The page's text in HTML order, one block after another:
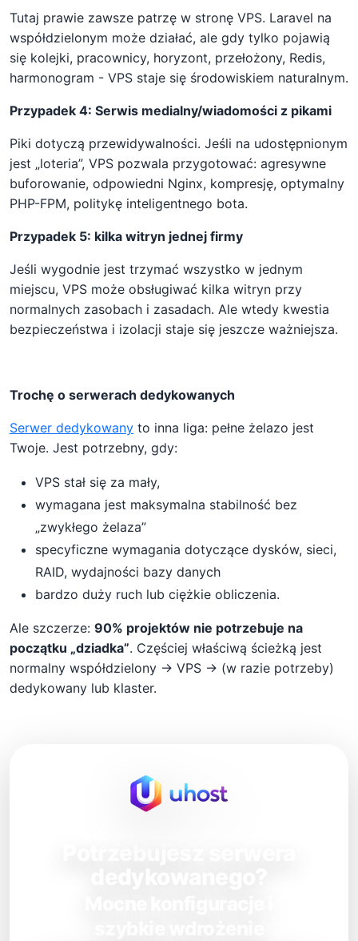
Tutaj prawie zawsze patrzę w stronę VPS. Laravel na
współdzielonym może działać, ale gdy tylko pojawią
się kolejki, pracownicy, horyzont, przełożony, Redis,
harmonogram - VPS staje się środowiskiem naturalnym.
Przypadek 4: Serwis medialny/wiadomości z pikami
Piki dotyczą przewidywalności. Jeśli na udostępnionym
jest „loteria”, VPS pozwala przygotować: agresywne
buforowanie, odpowiedni Nginx, kompresję, optymalny
PHP-FPM, politykę inteligentnego bota.
Przypadek 5: kilka witryn jednej firmy
Jeśli wygodnie jest trzymać wszystko w jednym
miejscu, VPS może obsługiwać kilka witryn przy
normalnych zasobach i zasadach. Ale wtedy kwestia
bezpieczeństwa i izolacji staje się jeszcze ważniejsza.
Trochę o serwerach dedykowanych
Serwer dedykowany to inna liga: pełne żelazo jest
Twoje. Jest potrzebny, gdy:
VPS stał się za mały,
wymagana jest maksymalna stabilność bez
„zwykłego żelaza”
specyficzne wymagania dotyczące dysków, sieci,
RAID, wydajności bazy danych
bardzo duży ruch lub ciężkie obliczenia.
Ale szczerze: 90% projektów nie potrzebuje na
początku „dziadka”. Częściej właściwą ścieżką jest
normalny współdzielony → VPS → (w razie potrzeby)
dedykowany lub klaster.